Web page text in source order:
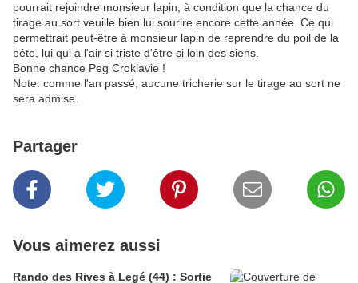
pourrait rejoindre monsieur lapin, à condition que la chance du
tirage au sort veuille bien lui sourire encore cette année. Ce qui
permettrait peut-être à monsieur lapin de reprendre du poil de la
bête, lui qui a l'air si triste d'être si loin des siens.
Bonne chance Peg Croklavie !
Note: comme l'an passé, aucune tricherie sur le tirage au sort ne
sera admise.
Partager
Vous aimerez aussi
Rando des Rives à Legé (44) : Sortie